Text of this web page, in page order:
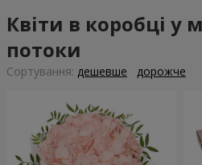
Квіти в коробці у
потоки
Сортування: дешевше дорожче